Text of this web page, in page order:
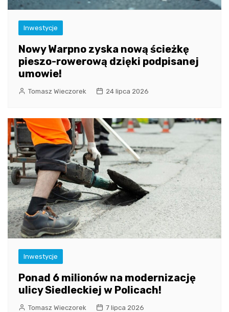
Inwestycje
Nowy Warpno zyska nową ścieżkę
pieszo-rowerową dzięki podpisanej
umowie!
Tomasz Wieczorek 24 lipca 2026
Inwestycje
Ponad 6 milionów na modernizację
ulicy Siedleckiej w Policach!
Tomasz Wieczorek 7 lipca 2026